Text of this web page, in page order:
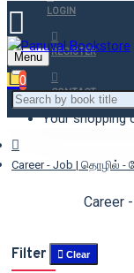
LOGIN
REGISTER
CONTACT
Menu
0
Your shopping
Career - Job | தொழில் -
Career
Filter Clear